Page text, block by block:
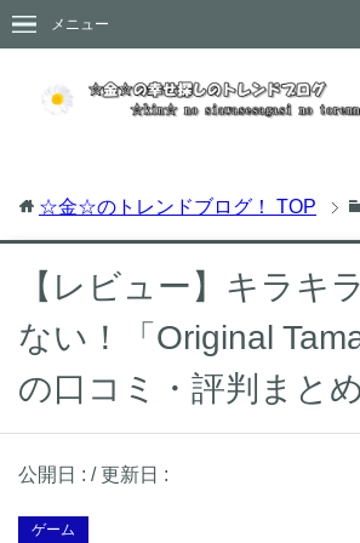
メニュー
☆金☆のトレンドブログ！ TOP
【レビュー】キラキ
ない！「Original
の口コミ・評判まとめ
公開日 : / 更新日 :
ゲーム